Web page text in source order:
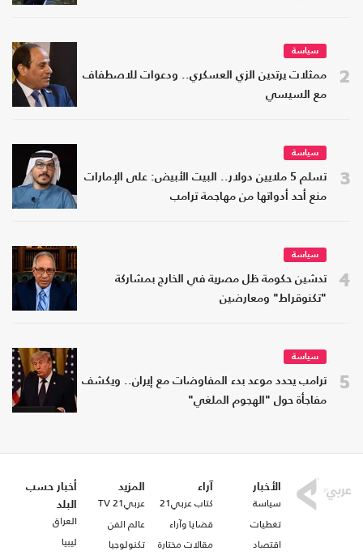
2
سياسة
ممثلات يرتدين الزي العسكري.. ودعوات للاصطفاف
مع السيسي
3
سياسة
تسلم 5 ملايين دولار.. البيت الأبيض: على الإمارات
منع أحد أدواتها من مهاجمة ترامب
4
سياسة
تدشين حكومة ظل مصرية في الخارج بمشاركة
"تكنوقراط" ومعارضين
5
سياسة
ترامب يحدد موعد بدء المفاوضات مع إيران.. ويكشف
مفاجأة حول "الهجوم الملغي"
الأخبار
سياسة
تغطيات
اقتصاد
آراء
كتاب عربي21
قضايا وآراء
مقالات مختارة
المزيد
عربي21 TV
عالم الفن
تكنولوجيا
أخبار حسب
البلد
العراق
ليبيا